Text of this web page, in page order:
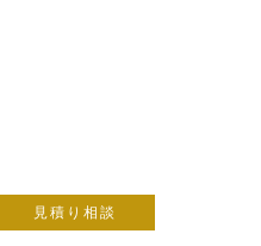
見積り相談